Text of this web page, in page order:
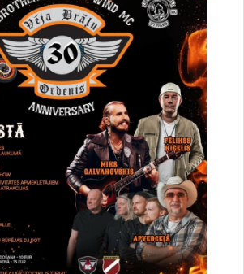
vieta
Latviskās dzīvesziņas centrs